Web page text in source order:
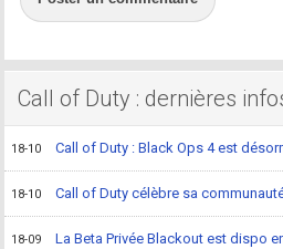
Call of Duty : dernières
18-10 Call of Duty : Black Ops 4 est
18-10 Call of Duty célèbre sa
18-09 La Beta Privée Blackout est dispo